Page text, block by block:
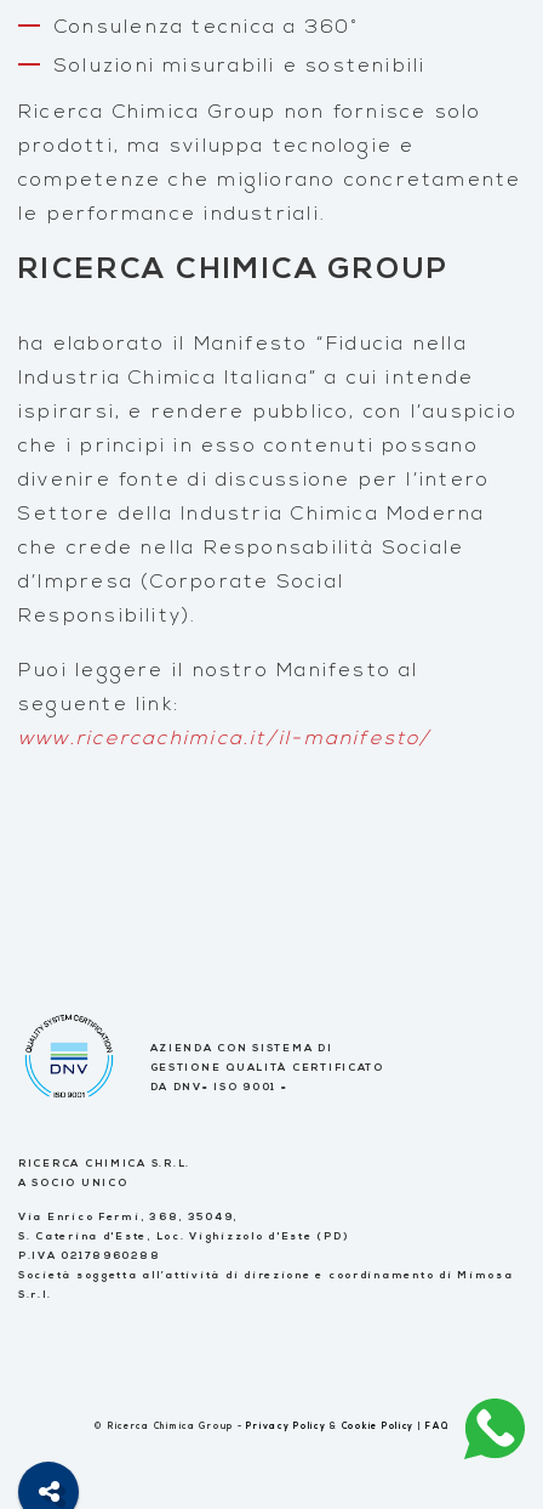
Italiano
Consulenza tecnica a 360°
Soluzioni misurabili e sostenibili
Ricerca Chimica Group non fornisce solo
prodotti, ma sviluppa tecnologie e
competenze che migliorano concretamente
le performance industriali.
RICERCA CHIMICA GROUP
ha elaborato il Manifesto “Fiducia nella
Industria Chimica Italiana” a cui intende
ispirarsi, e rendere pubblico, con l’auspicio
che i principi in esso contenuti possano
divenire fonte di discussione per l’intero
Settore della Industria Chimica Moderna
che crede nella Responsabilità Sociale
d’Impresa (Corporate Social
Responsibility).
Puoi leggere il nostro Manifesto al
seguente link:
www.ricercachimica.it/il-manifesto/
AZIENDA CON SISTEMA DI
GESTIONE QUALITÀ CERTIFICATO
DA DNV= ISO 9001 =
RICERCA CHIMICA S.R.L.
A SOCIO UNICO
Via Enrico Fermi, 368, 35049,
S. Caterina d'Este, Loc. Vighizzolo d'Este (PD)
P.IVA 02178960288
Società soggetta all’attività di direzione e coordinamento di Mimosa
S.r.l.
© Ricerca Chimica Group - Privacy Policy & Cookie Policy FAQ